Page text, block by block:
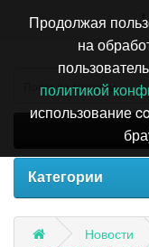
Категории
Новости
Продолжая
на
политикой
использование